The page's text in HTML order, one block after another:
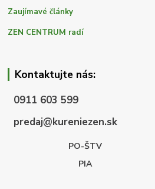
Zaujímavé články
ZEN CENTRUM radí
Kontaktujte nás:
0911 603 599
predaj@kureniezen.sk
PO-ŠTV
PIA